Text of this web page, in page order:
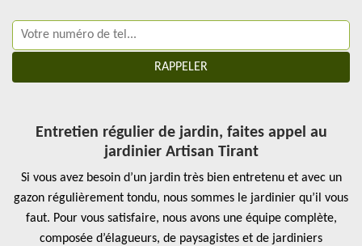
Entretien régulier de jardin, faites appel au
jardinier Artisan Tirant
Si vous avez besoin d’un jardin très bien entretenu et avec un
gazon régulièrement tondu, nous sommes le jardinier qu’il vous
faut. Pour vous satisfaire, nous avons une équipe complète,
composée d’élagueurs, de paysagistes et de jardiniers